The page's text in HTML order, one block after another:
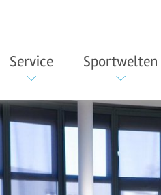
Service Sportwelten